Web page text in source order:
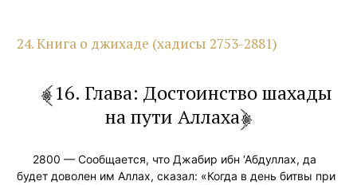
24. Книга о джихаде (хадисы 2753-2881)
16. Глава: Достоинство шахады
на пути Аллаха
2800 — Сообщается, что Джабир ибн ‘Абдуллах, да
будет доволен им Аллах, сказал: «Когда в день битвы при